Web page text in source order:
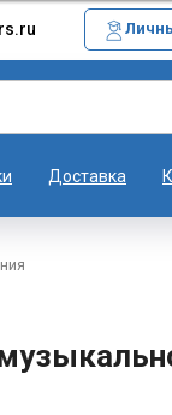
Доставка